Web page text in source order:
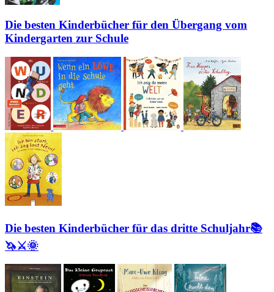
Die besten Kinderbücher für den Übergang vom
Kindergarten zur Schule
Die besten Kinderbücher für das dritte Schuljahr📚
🦄⚔🌞